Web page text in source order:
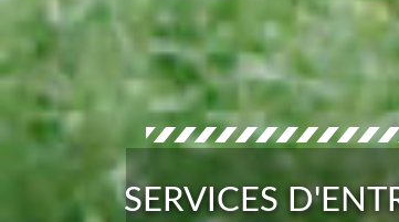
SERVICES